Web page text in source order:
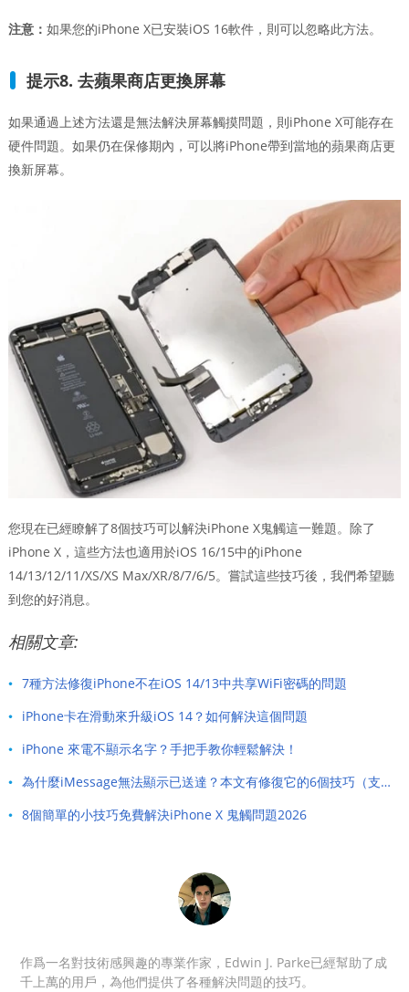
注意： 如果您的iPhone X已安裝iOS 16軟件，則可以忽略此方法。
提示8. 去蘋果商店更換屏幕
如果通過上述方法還是無法解決屏幕觸摸問題，則iPhone X可能存在
硬件問題。如果仍在保修期內，可以將iPhone帶到當地的蘋果商店更
換新屏幕。
您現在已經瞭解了8個技巧可以解決iPhone X鬼觸這一難題。除了
iPhone X，這些方法也適用於iOS 16/15中的iPhone
14/13/12/11/XS/XS Max/XR/8/7/6/5。嘗試這些技巧後，我們希望聽
到您的好消息。
相關文章:
7種方法修復iPhone不在iOS 14/13中共享WiFi密碼的問題
iPhone卡在滑動來升級iOS 14？如何解決這個問題
iPhone 來電不顯示名字？手把手教你輕鬆解決！
為什麼iMessage無法顯示已送達？本文有修復它的6個技巧（支持iOS 14）
8個簡單的小技巧免費解決iPhone X 鬼觸問題2026
作爲一名對技術感興趣的專業作家，Edwin J. Parke已經幫助了成
千上萬的用戶，為他們提供了各種解決問題的技巧。